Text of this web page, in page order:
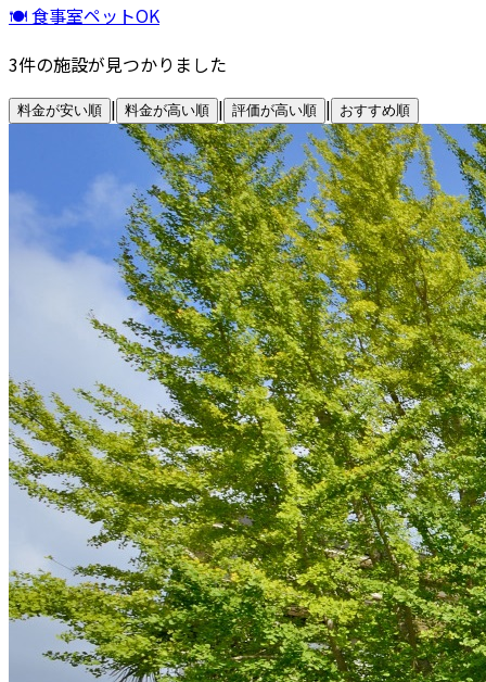
🍽️ 食事室ペットOK
3件の施設が見つかりました
料金が安い順 | 料金が高い順 | 評価が高い順 | おすすめ順